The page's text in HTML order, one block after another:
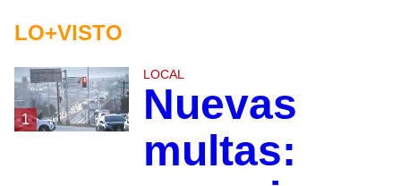
LO+VISTO
1
LOCAL
Nuevas
multas: